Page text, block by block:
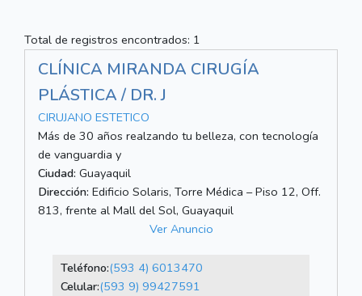
Total de registros encontrados: 1
CLÍNICA MIRANDA CIRUGÍA
PLÁSTICA / DR. J
CIRUJANO ESTETICO
Más de 30 años realzando tu belleza, con tecnología
de vanguardia y
Ciudad: Guayaquil
Dirección: Edificio Solaris, Torre Médica – Piso 12, Off.
813, frente al Mall del Sol, Guayaquil
Ver Anuncio
Teléfono:(593 4) 6013470
Celular:(593 9) 99427591